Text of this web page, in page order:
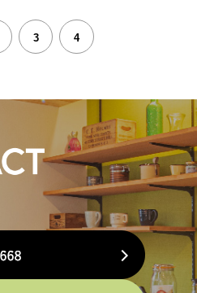
3 4